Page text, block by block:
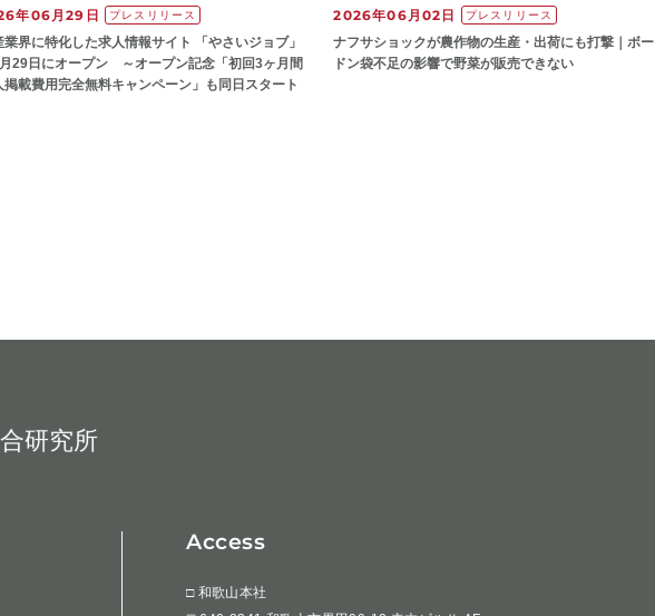
年06月29日 プレスリリース
業界に特化した求人情報サイト 「やさいジョブ」
29日にオープン ～オープン記念「初回3ヶ月間
掲載費用完全無料キャンペーン」も同日スタート
2026年06月02日 プレスリリース
ナフサショックが農作物の⽣産・出荷にも打撃｜ボー
ドン袋不⾜の影響で野菜が販売できない
研究所
Access
□ 和歌山本社